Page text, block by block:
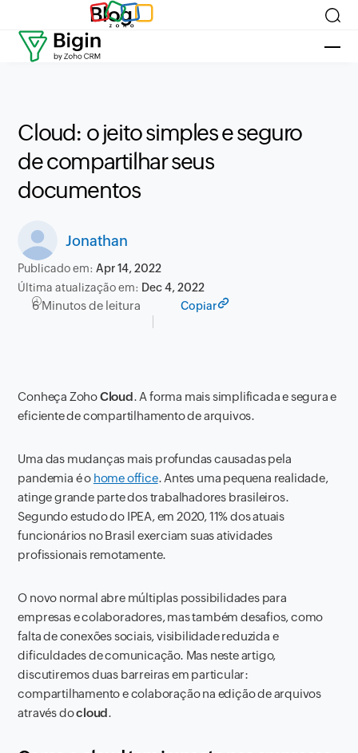
Blog
Cloud: o jeito simples e seguro
de compartilhar seus
documentos
Jonathan
Publicado em:Apr 14, 2022
Última atualização em: Dec 4, 2022
6 Minutos de leitura Copiar
Conheça ZohoCloud. A forma mais simplificada e segura e
eficiente de compartilhamento de arquivos.
Uma das mudanças mais profundas causadas pela
pandemia é o home office. Antes uma pequena realidade,
atinge grande parte dos trabalhadores brasileiros.
Segundo estudo do IPEA, em 2020, 11% dos atuais
funcionários no Brasil exerciam suas atividades
profissionais remotamente.
O novo normal abre múltiplas possibilidades para
empresas e colaboradores, mas também desafios, como
falta de conexões sociais, visibilidade reduzida e
dificuldades de comunicação. Mas neste artigo,
discutiremos duas barreiras em particular:
compartilhamento e colaboração na edição de arquivos
através docloud.